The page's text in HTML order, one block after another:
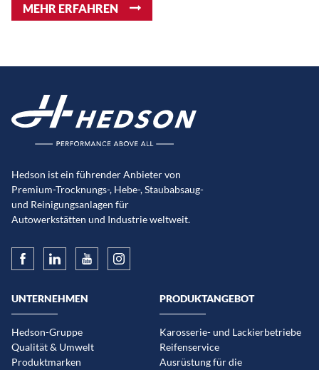
MEHR ERFAHREN
Hedson ist ein führender Anbieter von
Premium-Trocknungs-, Hebe-, Staubabsaug-
und Reinigungsanlagen für
Autowerkstätten und Industrie weltweit.
UNTERNEHMEN
Hedson-Gruppe
Qualität & Umwelt
Produktmarken
PRODUKTANGEBOT
Karosserie- und Lackierbetriebe
Reifenservice
Ausrüstung für die